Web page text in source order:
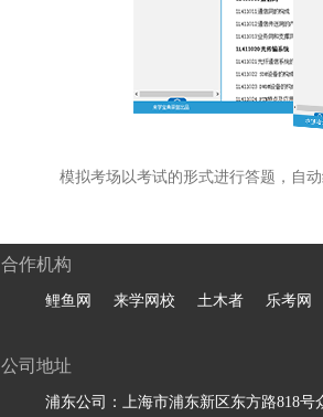
模拟考场以考试的形式进行答题，自
合作机构
鲤鱼网 来学网校 土木者 乐考网
公司地址
浦东公司：上海市浦东新区东方路818号